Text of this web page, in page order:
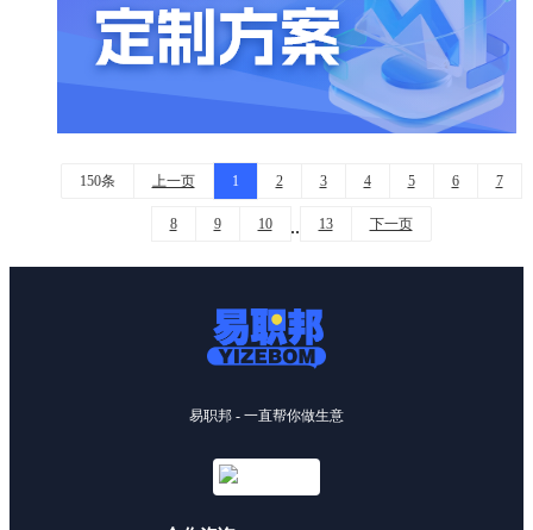
150条 上一页 1 2 3 4 5 6 7
8 9 10 .. 13 下一页
易职邦 - 一直帮你做生意